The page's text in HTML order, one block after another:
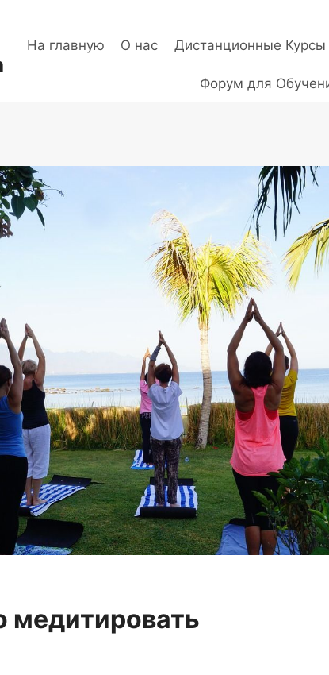
На главную О нас Дистанционные Курсы
Форум для
медитировать